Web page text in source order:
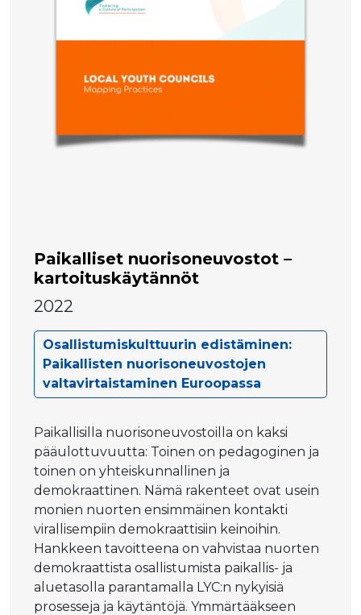
Paikalliset nuorisoneuvostot –
kartoituskäytännöt
2022
Osallistumiskulttuurin edistäminen:
Paikallisten nuorisoneuvostojen
valtavirtaistaminen Euroopassa
Paikallisilla nuorisoneuvostoilla on kaksi
pääulottuvuutta: Toinen on pedagoginen ja
toinen on yhteiskunnallinen ja
demokraattinen. Nämä rakenteet ovat usein
monien nuorten ensimmäinen kontakti
virallisempiin demokraattisiin keinoihin.
Hankkeen tavoitteena on vahvistaa nuorten
demokraattista osallistumista paikallis- ja
aluetasolla parantamalla LYC:n nykyisiä
prosesseja ja käytäntöjä. Ymmärtääkseen